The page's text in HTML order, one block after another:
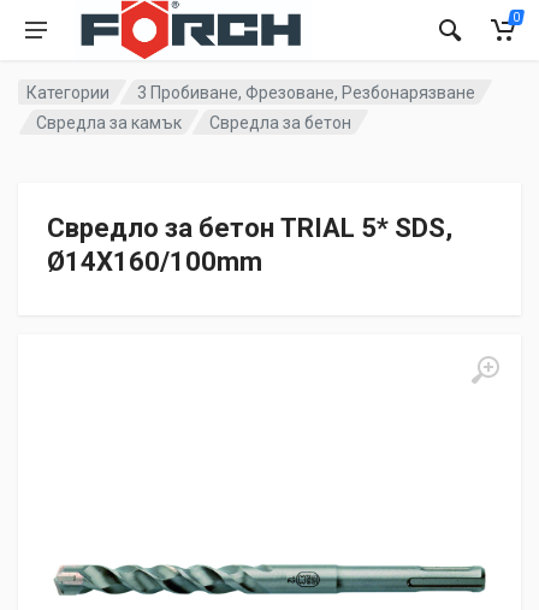
0
Категории
3 Пробиване, Фрезоване, Резбонарязване
Свредла за камък
Свредла за бетон
Свредло за бетон TRIAL 5* SDS,
Ø14X160/100mm